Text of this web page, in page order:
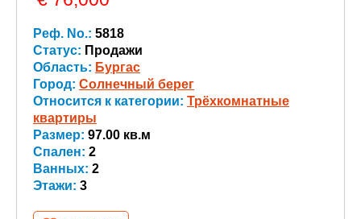
Реф. No.: 5818
Статус: Продажи
Область: Бургас
Город: Солнечный берег
Относится к категории: Трёхкомнатные
квартиры
Размер: 97.00 кв.м
Спален: 2
Ванных: 2
Этажи: 3